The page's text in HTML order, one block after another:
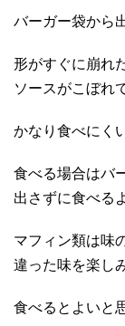
バーガー袋から
形がすぐに崩れ
ソースがこぼれ
かなり食べにく
食べる場合はバ
出さずに食べる
マフィン類は味
違った味を楽し
食べるとよいと